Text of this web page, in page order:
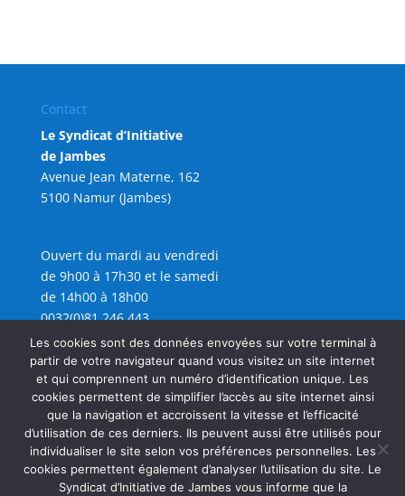
Contact
Le Syndicat d’Initiative
de Jambes
Avenue Jean Materne, 162
5100 Namur (Jambes)
Ouvert du mardi au vendredi
de 9h00 à 17h30 et le samedi
de 14h00 à 18h00
0032(0)81 246 443
info@sijambes.be
Les cookies sont des données envoyées sur votre terminal à
partir de votre navigateur quand vous visitez un site internet
et qui comprennent un numéro d’identification unique. Les
cookies permettent de simplifier l’accès au site internet ainsi
que la navigation et accroissent la vitesse et l’efficacité
d’utilisation de ces derniers. Ils peuvent aussi être utilisés pour
individualiser le site selon vos préférences personnelles. Les
cookies permettent également d’analyser l’utilisation du site. Le
Syndicat d’Initiative de Jambes vous informe que la